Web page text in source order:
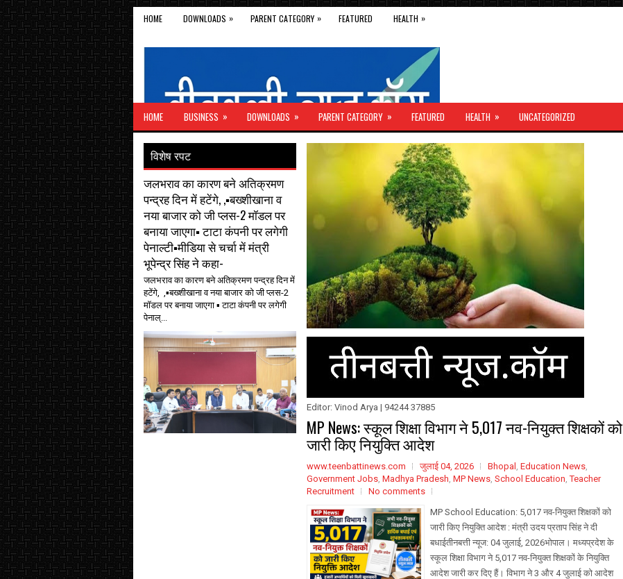
HOME DOWNLOADS » PARENT CATEGORY » FEATURED HEALTH »
HOME BUSINESS » DOWNLOADS » PARENT CATEGORY » FEATURED HEALTH » UNCATEGORIZED
Editor: Vinod Arya | 94244 37885
MP News: स्कूल शिक्षा विभाग ने 5,017 नव-नियुक्त शिक्षकों को
जारी किए नियुक्ति आदेश
www.teenbattinews.com जुलाई 04, 2026 Bhopal , Education News,
Government Jobs, Madhya Pradesh, MP News, School Education,Teacher
Recruitment
No comments
MP School Education: 5,017 नव-नियुक्त शिक्षकों को
जारी किए नियुक्ति आदेश : मंत्री उदय प्रताप सिंह ने दी
बधाईतीनबत्ती न्यूज: 04 जुलाई, 2026भोपाल। मध्यप्रदेश के
स्कूल शिक्षा विभाग ने 5,017 नव-नियुक्त शिक्षकों के नियुक्ति
आदेश जारी कर दिए हैं। विभाग ने 3 और 4 जुलाई को आदेश
विशेष रपट
जलभराव का कारण बने अतिक्रमण
पन्द्रह दिन में हटेंगे, ,▪️बख्शीखाना व
नया बाजार को जी प्लस-2 मॉडल पर
बनाया जाएगा▪️ टाटा कंपनी पर लगेगी
पेनाल्टी▪️मीडिया से चर्चा में मंत्री
भूपेन्द्र सिंह ने कहा-
जलभराव का कारण बने अतिक्रमण पन्द्रह दिन में
हटेंगे, ,▪️बख्शीखाना व नया बाजार को जी प्लस-2
मॉडल पर बनाया जाएगा ▪️ टाटा कंपनी पर लगेगी
पेनाल्...